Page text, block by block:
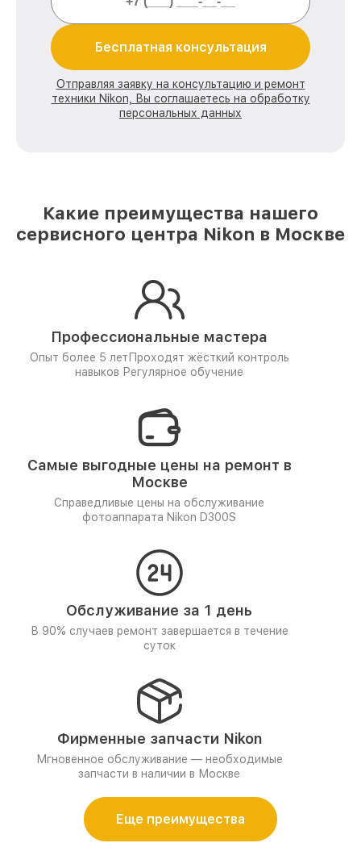
Бесплатная консультация
Отправляя заявку на консультацию и ремонт
техники Nikon, Вы соглашаетесь на обработку
персональных данных
Какие преимущества нашего
сервисного центра Nikon в Москве
Профессиональные мастера
Опыт более 5 лет Проходят жёсткий контроль
навыков Регулярное обучение
Самые выгодные цены на ремонт в
Москве
Справедливые цены на обслуживание
фотоаппарата Nikon D300S
Обслуживание за 1 день
В 90% случаев ремонт завершается в течение
суток
Фирменные запчасти Nikon
Мгновенное обслуживание — необходимые
запчасти в наличии в Москве
Еще преимущества